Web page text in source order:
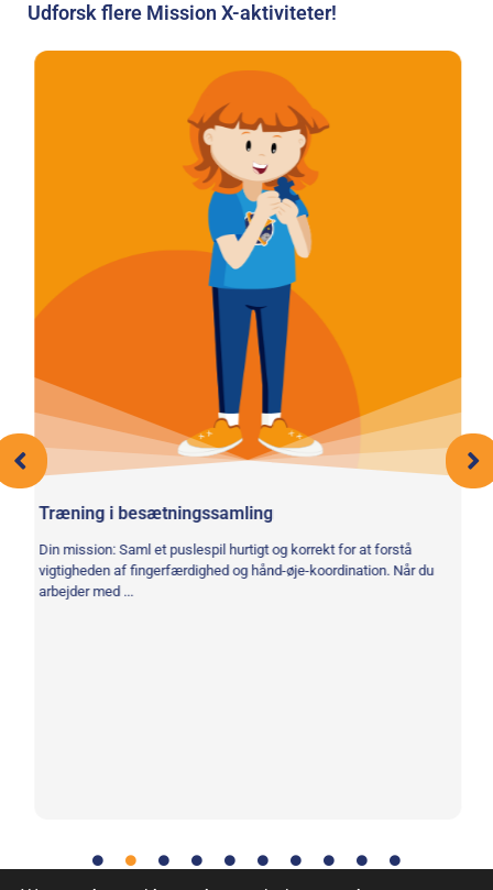
Udforsk flere Mission X-aktiviteter!
Træning i besætningssamling
Din mission: Saml et puslespil hurtigt og korrekt for at forstå
vigtigheden af fingerfærdighed og hånd-øje-koordination. Når du
arbejder med ...